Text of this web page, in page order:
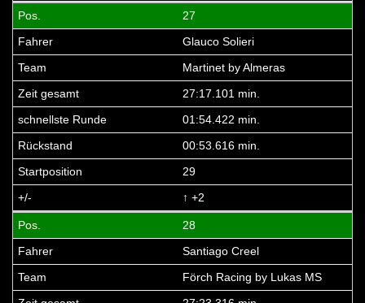
27
Glauco Solieri
Martinet by Almeras
27:17.101 min.
01:54.422 min.
00:53.616 min.
29
↑ +2
28
Santiago Creel
Förch Racing by Lukas MS